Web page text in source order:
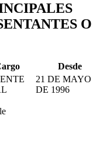
O
Desde
21 DE MAYO
DE 1996